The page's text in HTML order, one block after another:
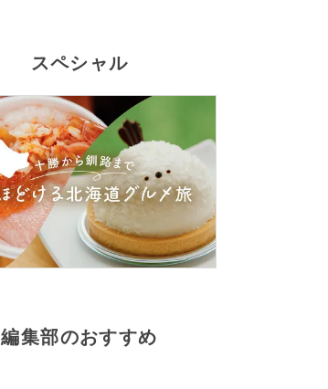
スペシャル
編集部のおすすめ